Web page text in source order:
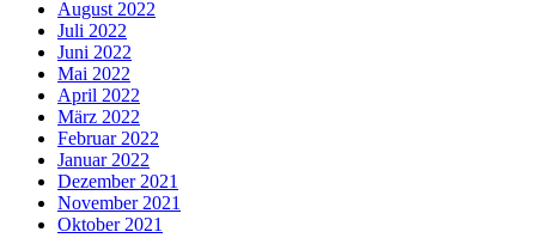
August 2022
Juli 2022
Juni 2022
Mai 2022
April 2022
März 2022
Februar 2022
Januar 2022
Dezember 2021
November 2021
Oktober 2021